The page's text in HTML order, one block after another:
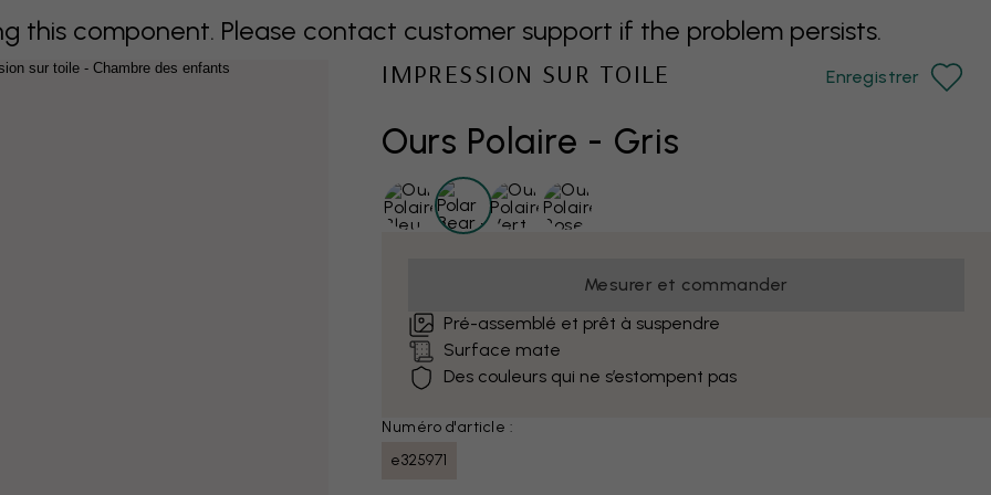
this component. Please contact customer support if the problem persists.
Ours Polaire - Gris
IMPRESSION SUR TOILE Enregistrer
Mesurer et commander
Pré-assemblé et prêt à suspendre
Surface mate
Des couleurs qui ne s’estompent pas
Numéro d'article :
e325971